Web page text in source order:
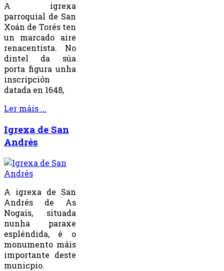
A igrexa
parroquial de San
Xoán de Torés ten
un marcado aire
renacentista. No
dintel da súa
porta figura unha
inscripción
datada en 1648,
Ler máis ...
Igrexa de San
Andrés
A igrexa de San
Andrés de As
Nogais, situada
nunha paraxe
espléndida, é o
monumento máis
importante deste
municpio.